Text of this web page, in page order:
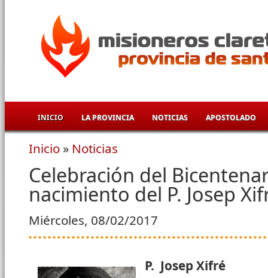
INICIO LA PROVINCIA NOTICIAS APOSTOLADO
Se encuentra usted aquí
Inicio » Noticias
Celebración del
nacimiento del P. Josep
Miércoles, 08/02/2017
P. Josep Xifré